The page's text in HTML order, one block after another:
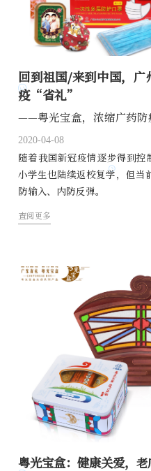
回到祖国/来到中国，
疫“省礼”
2020-04-08
随着我国新冠疫情逐步得到控
小学生也陆续返校复学，但当
防输入、内防反弹。
查阅更多
粤光宝盒：健康关爱，老